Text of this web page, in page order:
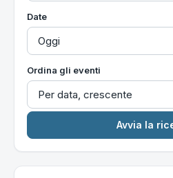
Date
Ordina gli eventi